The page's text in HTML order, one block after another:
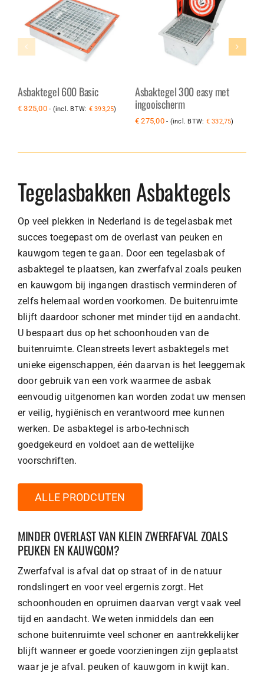
Asbaktegel 600 Basic
€ 325,00 - (incl. BTW: €393,25)
Product bekijken
Details
Asbaktegel 300 easy met
ingooischerm
€ 275,00 - (incl. BTW: €332,75)
Toevoegen aan
winkelwagen
Details
Tegelasbakken Asbaktegels
Op veel plekken in Nederland is de tegelasbak met
succes toegepast om de overlast van peuken en
kauwgom tegen te gaan. Door een tegelasbak of
asbaktegel te plaatsen, kan zwerfafval zoals peuken
en kauwgom bij ingangen drastisch verminderen of
zelfs helemaal worden voorkomen. De buitenruimte
blijft daardoor schoner met minder tijd en aandacht.
U bespaart dus op het schoonhouden van de
buitenruimte. Cleanstreets levert asbaktegels met
unieke eigenschappen, één daarvan is het leeggemak
door gebruik van een vork waarmee de asbak
eenvoudig uitgenomen kan worden zodat uw mensen
er veilig, hygiënisch en verantwoord mee kunnen
werken. De asbaktegel is arbo-technisch
goedgekeurd en voldoet aan de wettelijke
voorschriften.
ALLE PRODCUTEN
MINDER OVERLAST VAN KLEIN ZWERFAFVAL ZOALS
PEUKEN EN KAUWGOM?
Zwerfafval is afval dat op straat of in de natuur
rondslingert en voor veel ergernis zorgt. Het
schoonhouden en opruimen daarvan vergt vaak veel
tijd en aandacht. We weten inmiddels dan een
schone buitenruimte veel schoner en aantrekkelijker
blijft wanneer er goede voorzieningen zijn geplaatst
waar je je afval. peuken of kauwgom in kwijt kan.